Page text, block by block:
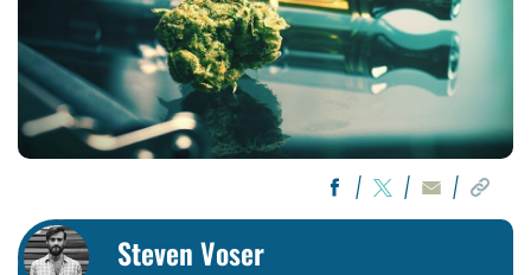
Steven Voser